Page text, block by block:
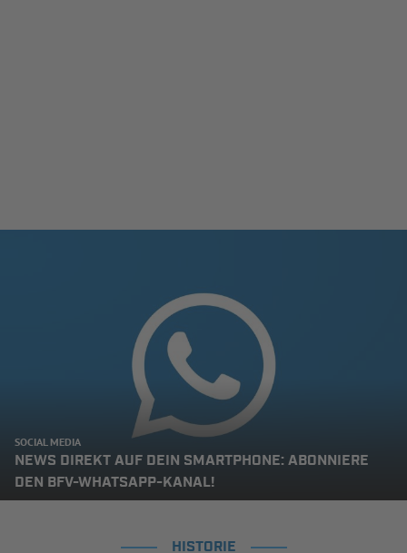
SOCIAL MEDIA
NEWS DIREKT AUF DEIN SMARTPHONE: ABONNIERE
DEN BFV-WHATSAPP-KANAL!
HISTORIE